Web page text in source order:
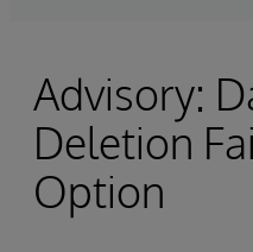
Advisory:
Deletion
Option